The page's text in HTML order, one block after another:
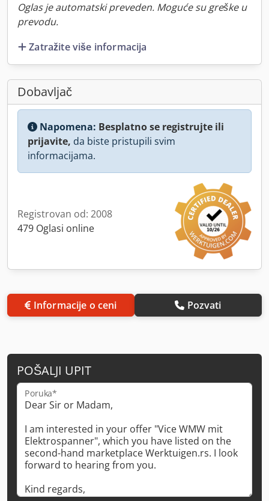
Oglas je automatski preveden. Moguće su greške u
prevodu.
Zatražite više informacija
Dobavljač
Napomena: Besplatno se registrujte ili
prijavite, da biste pristupili svim
informacijama.
Registrovan od: 2008
479 Oglasi online
Informacije o ceni Pozvati
POŠALJI UPIT
Poruka*